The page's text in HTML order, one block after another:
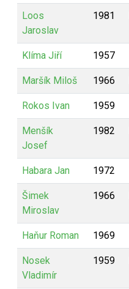
Loos
Jaroslav
1981
Klíma Jiří 1957
Maršík Miloš 1966
Rokos Ivan 1959
Menšík
Josef
1982
Habara Jan 1972
Šimek
Miroslav
1966
Haňur Roman 1969
Nosek
Vladimír
1959